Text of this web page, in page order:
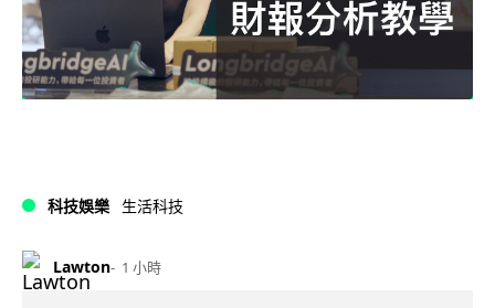
科技娛樂 生活科技
Lawton 1 小時